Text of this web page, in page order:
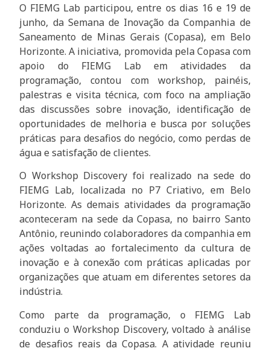
O FIEMG Lab participou, entre os dias 16 e 19 de
junho, da Semana de Inovação da Companhia de
Saneamento de Minas Gerais (Copasa), em Belo
Horizonte. A iniciativa, promovida pela Copasa com
apoio do FIEMG Lab em atividades da
programação, contou com workshop, painéis,
palestras e visita técnica, com foco na ampliação
das discussões sobre inovação, identificação de
oportunidades de melhoria e busca por soluções
práticas para desafios do negócio, como perdas de
água e satisfação de clientes.
O Workshop Discovery foi realizado na sede do
FIEMG Lab, localizada no P7 Criativo, em Belo
Horizonte. As demais atividades da programação
aconteceram na sede da Copasa, no bairro Santo
Antônio, reunindo colaboradores da companhia em
ações voltadas ao fortalecimento da cultura de
inovação e à conexão com práticas aplicadas por
organizações que atuam em diferentes setores da
indústria.
Como parte da programação, o FIEMG Lab
conduziu o Workshop Discovery, voltado à análise
de desafios reais da Copasa. A atividade reuniu